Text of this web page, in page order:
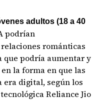
adultos (18 a 40
podrían
románticas
que podría aumentar y
la forma en que las
era digital, según los
Reliance Jio